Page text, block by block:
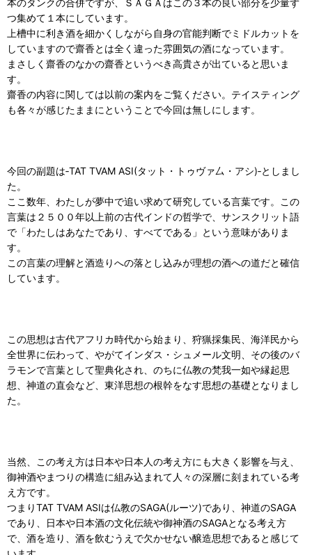
つ集めて１本にしています。
上槽中に利き酒を細かくしながら自身の官能判断でミドルカットを
していますので齋香とは全く違った雰囲気の酒になっています。
まさしく齋香のなかの齋香というべき高貴さが出ていると思いま
す。
齋香の内容に関しては以前の案内をご覧ください。テイスティング
も各々が感じたままにということで今回は無しにします。
今回の副題は‐TAT TVAM ASI(タット・トゥヴァ厶・アシ)‐としまし
た。
ここ数年、わたしが夢中で追い求めて研究している言葉です。この
言葉は２５００年以上前の古代インドの哲学で、サンスクリット語
で「わたしはあなたであり、すべてである」という意味がありま
す。
この言葉の理解と酒造りへの落とし込みが理想の酒への道だと確信
しています。
この思想は古代アフリカ時代から始まり、狩猟採集民、海洋民から
全世界に伝わって、やがてインダス・シュメール文明、その後のバ
ラモンで言葉として聖典化され、のちに仏教の梵我一如や縁起思
想、神道の直会など、東洋思想の根幹をなす思想の基礎となりまし
た。
当然、この考え方は日本や日本人の考え方にも大きく影響を与え、
御神酒やまつりの構造に組み込まれて人々の深層に刻まれている考
え方です。
つまりTAT TVAM ASIは仏教のSAGA(ルーツ)であり、神道のSAGA
であり、日本や日本酒の文化伝統や御神酒のSAGAとなる考え方
で、酒を造り、酒を飲むうえで欠かせない醸造思想であると感じて